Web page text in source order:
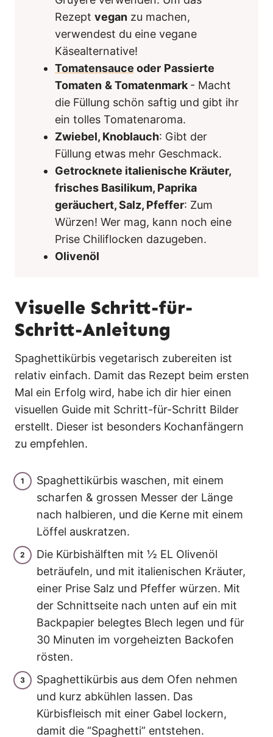
Rezept vegan zu machen,
verwendest du eine vegane
Käsealternative!
Tomatensauce oder Passierte
Tomaten & Tomatenmark- Macht
die Füllung schön saftig und gibt ihr
ein tolles Tomatenaroma.
Zwiebel, Knoblauch: Gibt der
Füllung etwas mehr Geschmack.
Getrocknete italienische Kräuter,
frisches Basilikum, Paprika
geräuchert, Salz, Pfeffer: Zum
Würzen! Wer mag, kann noch eine
Prise Chiliflocken dazugeben.
Olivenöl
Visuelle Schritt-für-
Schritt-Anleitung
Spaghettikürbis vegetarisch zubereiten ist
relativ einfach. Damit das Rezept beim ersten
Mal ein Erfolg wird, habe ich dir hier einen
visuellen Guide mit Schritt-für-Schritt Bilder
erstellt. Dieser ist besonders Kochanfängern
zu empfehlen.
Spaghettikürbis waschen, mit einem
scharfen & grossen Messer der Länge
nach halbieren, und die Kerne mit einem
Löffel auskratzen.
Die Kürbishälften mit ½ EL Olivenöl
beträufeln, und mit italienischen Kräuter,
einer Prise Salz und Pfeffer würzen. Mit
der Schnittseite nach unten auf ein mit
Backpapier belegtes Blech legen und für
30 Minuten im vorgeheizten Backofen
rösten.
Spaghettikürbis aus dem Ofen nehmen
und kurz abkühlen lassen. Das
Kürbisfleisch mit einer Gabel lockern,
damit die “Spaghetti” entstehen.